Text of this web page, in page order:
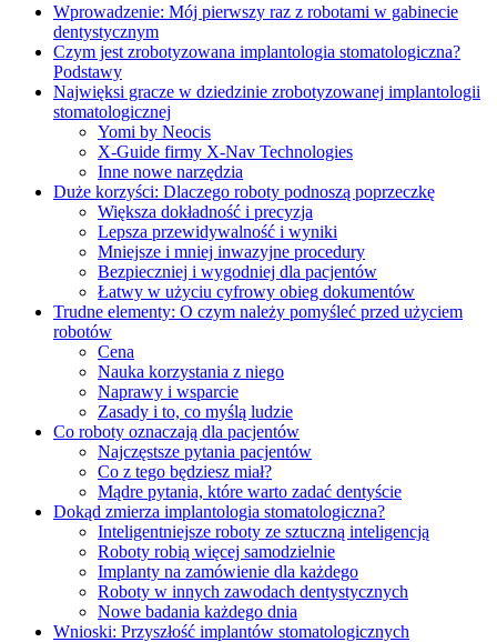
Wprowadzenie: Mój pierwszy raz z robotami w gabinecie
dentystycznym
Czym jest zrobotyzowana implantologia stomatologiczna?
Podstawy
Najwięksi gracze w dziedzinie zrobotyzowanej implantologii
stomatologicznej
Yomi by Neocis
X-Guide firmy X-Nav Technologies
Inne nowe narzędzia
Duże korzyści: Dlaczego roboty podnoszą poprzeczkę
Większa dokładność i precyzja
Lepsza przewidywalność i wyniki
Mniejsze i mniej inwazyjne procedury
Bezpieczniej i wygodniej dla pacjentów
Łatwy w użyciu cyfrowy obieg dokumentów
Trudne elementy: O czym należy pomyśleć przed użyciem
robotów
Cena
Nauka korzystania z niego
Naprawy i wsparcie
Zasady i to, co myślą ludzie
Co roboty oznaczają dla pacjentów
Najczęstsze pytania pacjentów
Co z tego będziesz miał?
Mądre pytania, które warto zadać dentyście
Dokąd zmierza implantologia stomatologiczna?
Inteligentniejsze roboty ze sztuczną inteligencją
Roboty robią więcej samodzielnie
Implanty na zamówienie dla każdego
Roboty w innych zawodach dentystycznych
Nowe badania każdego dnia
Wnioski: Przyszłość implantów stomatologicznych